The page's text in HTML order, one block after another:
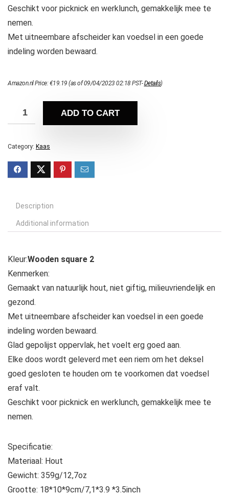
Geschikt voor picknick en werklunch, gemakkelijk mee te
nemen.
Met uitneembare afscheider kan voedsel in een goede
indeling worden bewaard.
Amazon.nl Price:€19.19 (as of 09/04/2023 02:18 PST-Details)
ADD TO CART
Category: Kaas
Description
Additional information
Kleur:Wooden square 2
Kenmerken:
Gemaakt van natuurlijk hout, niet giftig, milieuvriendelijk en
gezond.
Met uitneembare afscheider kan voedsel in een goede
indeling worden bewaard.
Glad gepolijst oppervlak, het voelt erg goed aan.
Elke doos wordt geleverd met een riem om het deksel
goed gesloten te houden om te voorkomen dat voedsel
eraf valt.
Geschikt voor picknick en werklunch, gemakkelijk mee te
nemen.
Specificatie:
Materiaal: Hout
Gewicht: 359g/12,7oz
Grootte: 18*10*9cm/7,1*3.9 *3.5inch